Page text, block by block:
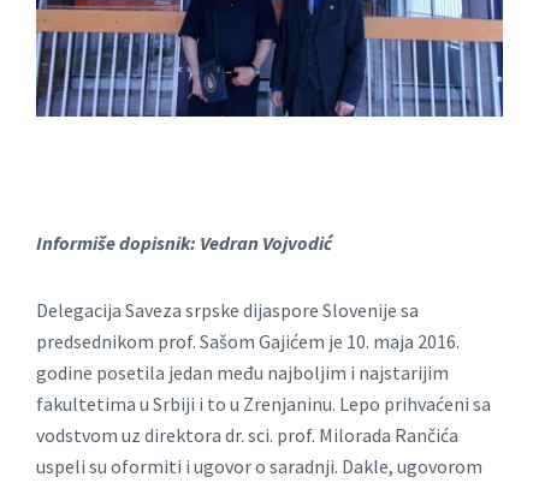
Informiše dopisnik: Vedran Vojvodić
Delegacija Saveza srpske dijaspore Slovenije sa
predsednikom prof. Sašom Gajićem je 10. maja 2016.
godine posetila jedan među najboljim i najstarijim
fakultetima u Srbiji i to u Zrenjaninu. Lepo prihvaćeni sa
vodstvom uz direktora dr. sci. prof. Milorada Rančića
uspeli su oformiti i ugovor o saradnji. Dakle, ugovorom